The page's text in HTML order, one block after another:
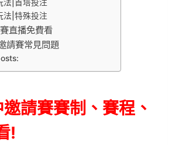
法|首塔投注
法|特殊投注
直播免費看
請賽常見問題
請賽賽制、賽程、
!